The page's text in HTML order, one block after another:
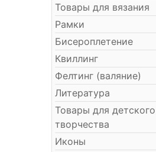
Товары для вязания
Рамки
Бисероплетение
Квиллинг
Фелтинг (валяние)
Литература
Товары для детского
творчества
Иконы